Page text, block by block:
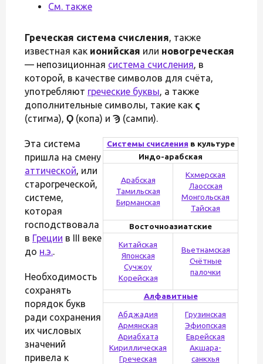
См. также
Греческая система счисления, также
известная как ионийская или новогреческая
— непозиционная система счисления, в
которой, в качестве символов для счёта,
употребляют греческие буквы, а также
дополнительные символы, такие как ς
(стигма), Ϙ (копа) и Ϡ (сампи).
Системы счисления в культуре
Индо-арабская
Арабская
Тамильская
Бирманская
Кхмерская
Лаосская
Монгольская
Тайская
Восточноазиатские
Китайская
Японская
Сучжоу
Корейская
Вьетнамская
Счётные
палочки
Алфавитные
Абджадия
Армянская
Ариабхата
Кириллическая
Греческая
Грузинская
Эфиопская
Еврейская
Акшара-
санкхья
Эта система
пришла на смену
аттической, или
старогреческой,
системе,
которая
господствовала
в Греции в III веке
до н.э..
Необходимость
сохранять
порядок букв
ради сохранения
их числовых
значений
привела к